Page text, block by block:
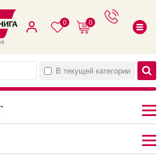
0 0
В текущей категории